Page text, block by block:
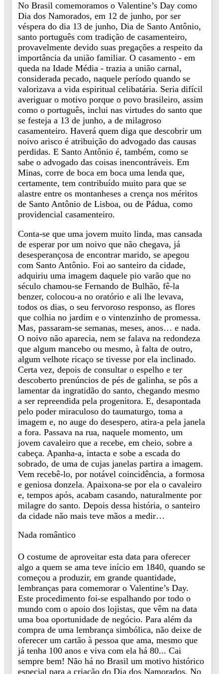
No Brasil comemoramos o Valentine’s Day como
Dia dos Namorados, em 12 de junho, por ser
véspera do dia 13 de junho, Dia de Santo Antônio,
santo português com tradição de casamenteiro,
provavelmente devido suas pregações a respeito da
importância da união familiar. O casamento - em
queda na Idade Média - trazia a união carnal,
considerada pecado, naquele período quando se
valorizava a vida espiritual celibatária. Seria difícil
averiguar o motivo porque o povo brasileiro, assim
como o português, inclui nas virtudes do santo que
se festeja a 13 de junho, a de milagroso
casamenteiro. Haverá quem diga que descobrir um
noivo arisco é atribuição do advogado das causas
perdidas. E Santo Antônio é, também, como se
sabe o advogado das coisas inencontráveis. Em
Minas, corre de boca em boca uma lenda que,
certamente, tem contribuído muito para que se
alastre entre os montanheses a crença nos méritos
de Santo Antônio de Lisboa, ou de Pádua, como
providencial casamenteiro.
Conta-se que uma jovem muito linda, mas cansada
de esperar por um noivo que não chegava, já
desesperançosa de encontrar marido, se apegou
com Santo Antônio. Foi ao santeiro da cidade,
adquiriu uma imagem daquele pio varão que no
século chamou-se Fernando de Bulhão, fê-la
benzer, colocou-a no oratório e ali lhe levava,
todos os dias, o seu fervoroso responso, as flores
que colhia no jardim e o vintenzinho de promessa.
Mas, passaram-se semanas, meses, anos… e nada.
O noivo não aparecia, nem se falava na redondeza
que algum mancebo ou mesmo, à falta de outro,
algum velhote ricaço se tivesse por ela inclinado.
Certa vez, depois de consultar o espelho e ter
descoberto prenúncios de pés de galinha, se pôs a
lamentar da ingratidão do santo, chegando mesmo
a ser repreendida pela progenitora. E, desapontada
pelo poder miraculoso do taumaturgo, toma a
imagem e, no auge do desespero, atira-a pela janela
a fora. Passava na rua, naquele momento, um
jovem cavaleiro que a recebe, em cheio, sobre a
cabeça. Apanha-a, intacta e sobe a escada do
sobrado, de uma de cujas janelas partira a imagem.
Vem recebê-lo, por notável coincidência, a formosa
e geniosa donzela. Apaixona-se por ela o cavaleiro
e, tempos após, acabam casando, naturalmente por
milagre do santo. Depois dessa história, o santeiro
da cidade não mais teve mãos a medir…
Nada romântico
O costume de aproveitar esta data para oferecer
algo a quem se ama teve início em 1840, quando se
começou a produzir, em grande quantidade,
lembranças para comemorar o Valentine’s Day.
Este procedimento foi-se espalhando por todo o
mundo com o apoio dos lojistas, que vêm na data
uma boa oportunidade de negócio. Para além da
compra de uma lembrança simbólica, não deixe de
oferecer um cartão à pessoa que ama, mesmo que
já tenha 100 anos e viva com ela há 80... Cai
sempre bem! Não há no Brasil um motivo histórico
especial para a criação do Dia dos Namorados. No